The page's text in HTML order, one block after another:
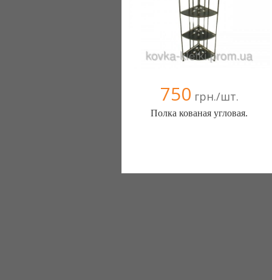
750 грн./шт.
Полка кованая угловая.
1 отзыв(а), 100% положительных